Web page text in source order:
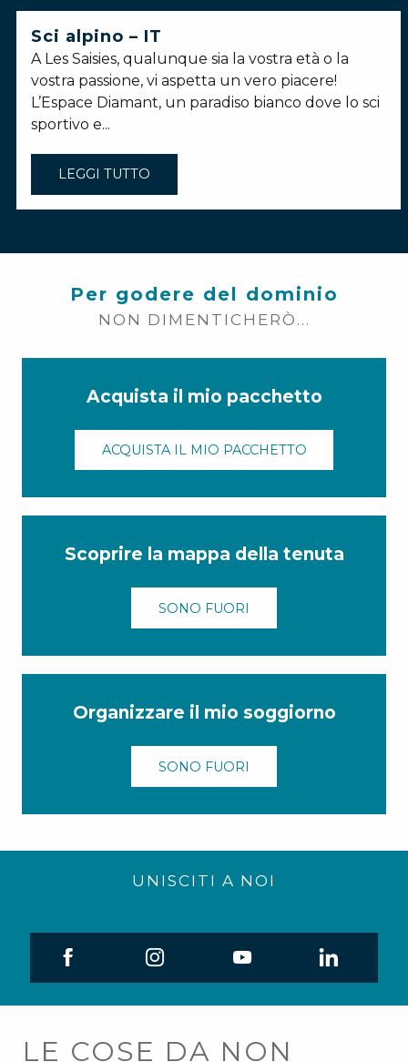
A piedi o con le racchette da neve
Slitta trainata da cani
Sci alpino – IT
A Les Saisies, qualunque sia la vostra età o la
vostra passione, vi aspetta un vero piacere!
L’Espace Diamant, un paradiso bianco dove lo sci
sportivo e...
LEGGI TUTTO
Per godere del dominio
NON DIMENTICHERÒ...
Acquista il mio pacchetto
ACQUISTA IL MIO PACCHETTO
Scoprire la mappa della tenuta
SONO FUORI
Organizzare il mio soggiorno
SONO FUORI
UNISCITI A NOI
LE COSE DA NON